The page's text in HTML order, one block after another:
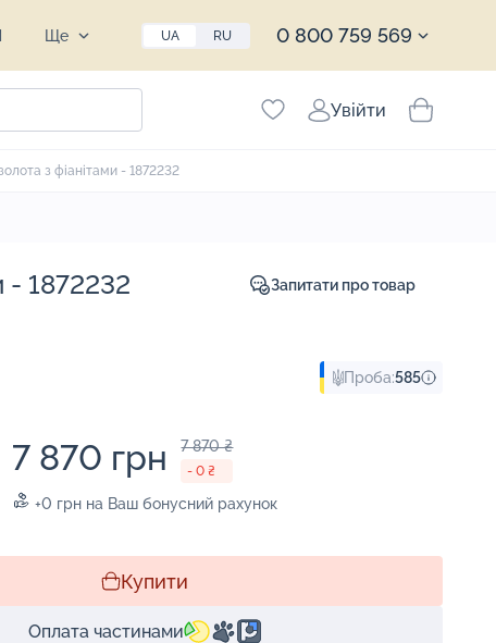
Ще UA RU 0 800 759 569
Увійти
з фіанітами - 1872232
- 1872232 Запитати про товар
Проба:585
7 870 грн 7 870 ₴
- 0 ₴
+0 грн на Ваш бонусний рахунок
Купити
Оплата частинами